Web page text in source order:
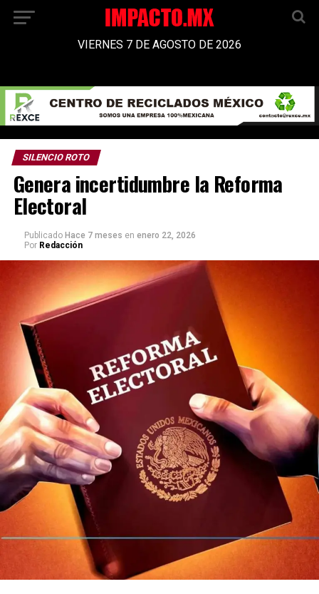
VIERNES 7 DE AGOSTO DE 2026
SILENCIO ROTO
Genera incertidumbre la Reforma
Electoral
Publicado Hace 7 meses en enero 22, 2026
Por Redacción